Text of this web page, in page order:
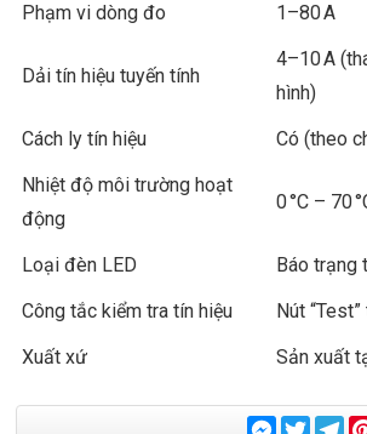
Phạm vi dòng đo
1–80 A
Dải tín hiệu tuyến tính
4–10 A
hình)
Cách ly tín hiệu
Có (theo
Nhiệt độ môi trường hoạt
động
0 °C – 70
Loại đèn LED
Báo trạng
Công tắc kiểm tra tín hiệu
Nút
Xuất xứ
Sản xuất